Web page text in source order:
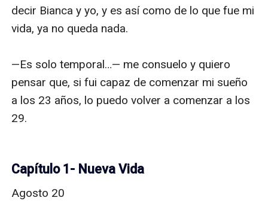
decir Bianca y yo, y es así como de lo que fue mi
vida, ya no queda nada.
—Es solo temporal…— me consuelo y quiero
pensar que, si fui capaz de comenzar mi sueño
a los 23 años, lo puedo volver a comenzar a los
29.
Capítulo 1- Nueva Vida
Agosto 20